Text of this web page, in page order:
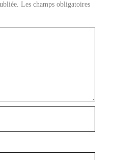
Les champs obligatoires